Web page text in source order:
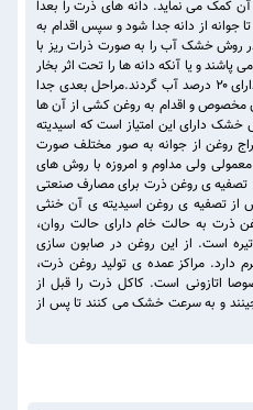
کمک می نماید. دانه های ذرت را بعدا
از دانه جدا شود و سپس اقدام به
در روش خشک آب را به صورت ذرات ریز با
و یا آنکه دانه ها را تحت اثر بخار
آب قرار می دهند به حدی که دانه ها دارای ۲۰ درصد آب گردند.مراحل بعدی جدا
مخصوص و اقدام به روغن کشی از آن ها
خشک دارای این امتیاز است که اسیدیته
روغن از جوانه به صور مختلف صورت
ولی مداوم و امروزه با روش های
تصفیه ی روغن ذرت برای مصارف صنعتی
از تصفیه ی روغن اسیدیته ی آن خنثی
ذرت به حالت خام دارای حالت روان،
است. از این روغن در صابون سازی
دارد. مراکز عمده ی تولید روغن ذرت،
اتازونی است. کاکل ذرت را قبل از
و به سرعت خشک می کنند تا پس از